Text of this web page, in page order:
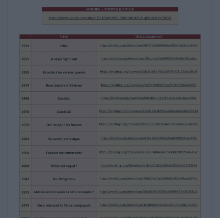
https://multiup.org/download/
2015
https://multiup.org/download/
Babette s'en va‐t‐en guerre
1979
https://multiup.org/download/